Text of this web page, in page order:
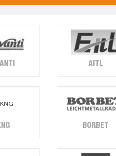
AITL
BORBET